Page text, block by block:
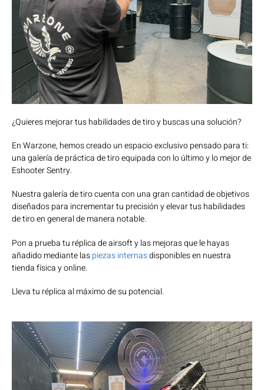
Mejora tus
habilidades en
Warzone
RESERVAR AHORA
¿Quieres mejorar tus habilidades de tiro y buscas una solución?
En Warzone, hemos creado un espacio exclusivo pensado para ti:
una galería de práctica de tiro equipada con lo último y lo mejor de
Eshooter Sentry.
Nuestra galería de tiro cuenta con una gran cantidad de objetivos
diseñados para incrementar tu precisión y elevar tus habilidades
de tiro en general de manera notable.
Pon a prueba tu réplica de airsoft y las mejoras que le hayas
añadido mediante laspiezas internasdisponibles en nuestra
tienda física y online.
Lleva tu réplica al máximo de su potencial.